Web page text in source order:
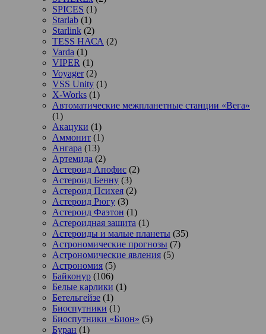
SPICES (1)
Starlab (1)
Starlink (2)
TESS НАСА (2)
Varda (1)
VIPER (1)
Voyager(2)
VSS Unity (1)
X-Works (1)
Автоматические межпланетные станции «Вега»
(1)
Акацуки (1)
Аммонит (1)
Ангара (13)
Артемида (2)
Астероид Апофис (2)
Астероид Бенну (3)
Астероид Психея (2)
Астероид Рюгу (3)
Астероид Фаэтон (1)
Астероидная защита (1)
Астероиды и малые планеты (35)
Астрономические прогнозы (7)
Астрономические явления (5)
Астрономия (5)
Байконур (106)
Белые карлики (1)
Бетельгейзе (1)
Биоспутники (1)
Биоспутники «Бион» (5)
Буран (1)